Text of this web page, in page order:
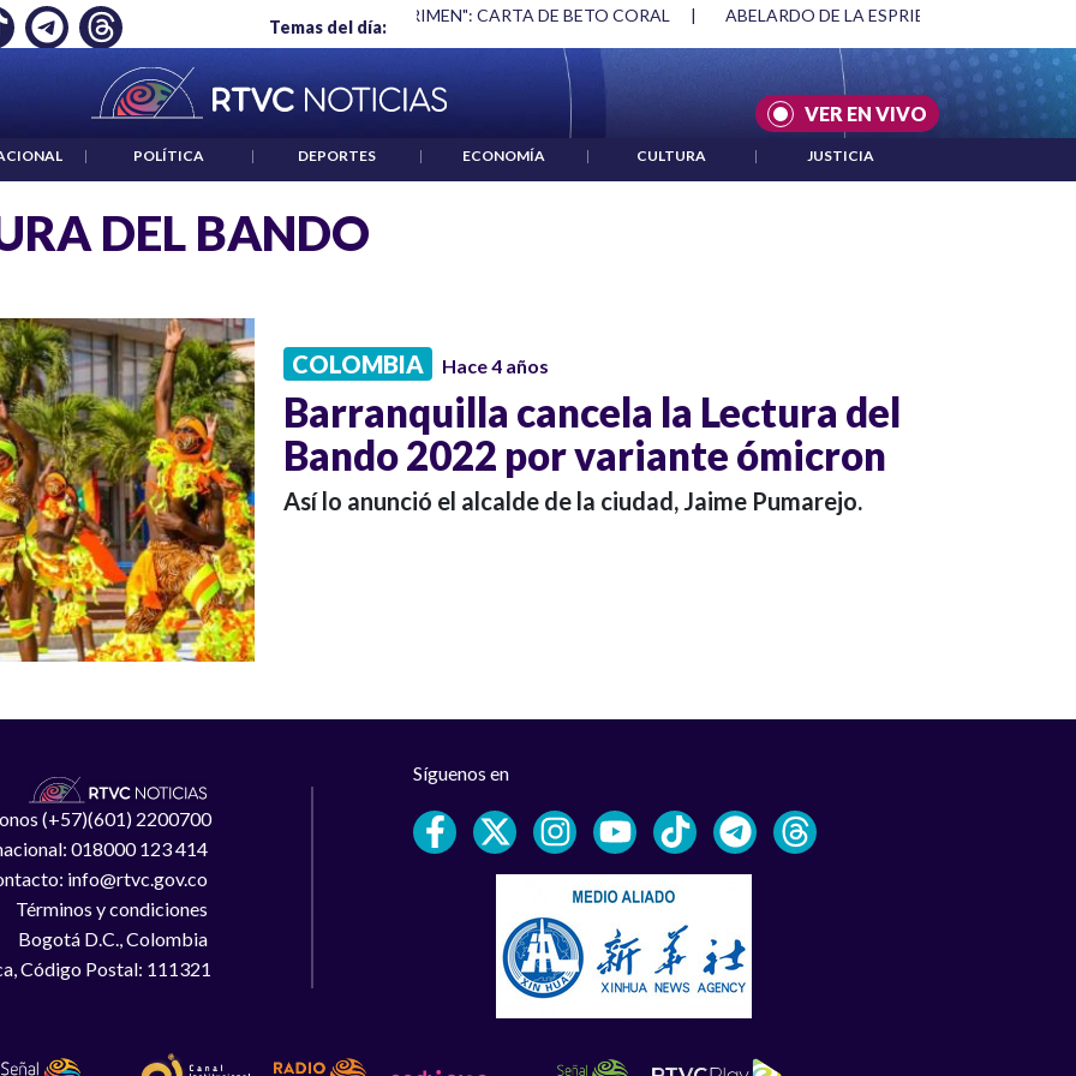
Temas del día:
EMPLEO: JP MORGAN "HABLAR NO ES UN CRIMEN": CARTA DE BETO CORAL | ABELARDO DE LA ESPRIELLA Y DMG
VER EN VIVO
| POLÍTICA | DEPORTES | ECONOMÍA | CULTURA | JUSTICIA
DEL BANDO
COLOMBIA Hace 4 años
Barranquilla cancela la Lectura del
Bando 2022 por variante ómicron
Así lo anunció el alcalde de la ciudad, Jaime Pumarejo.
(+57)(601) 2200700
018000 123 414
info@rtvc.gov.co
Términos y condiciones
Bogotá D.C., Colombia
Código Postal: 111321
Síguenos en